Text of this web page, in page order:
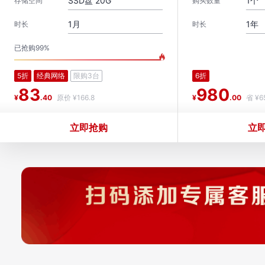
时长 1月
已抢购99%
5折 经典网络 限购3台
¥83.40 原价 ¥166.8
立即抢购
时长 1年
6折
¥980.00 省
立